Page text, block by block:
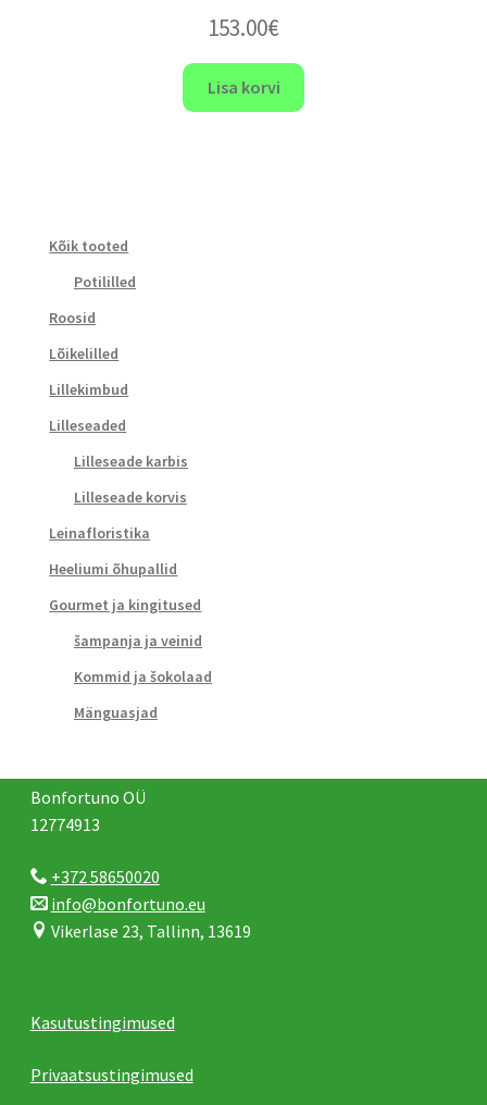
153.00€
Lisa korvi
Kõik tooted
Potililled
Roosid
Lõikelilled
Lillekimbud
Lilleseaded
Lilleseade karbis
Lilleseade korvis
Leinafloristika
Heeliumi õhupallid
Gourmet ja kingitused
šampanja ja veinid
Kommid ja šokolaad
Mänguasjad
Bonfortuno OÜ
12774913
+372 58650020
info@bonfortuno.eu
Vikerlase 23, Tallinn, 13619
Kasutustingimused
Privaatsustingimused